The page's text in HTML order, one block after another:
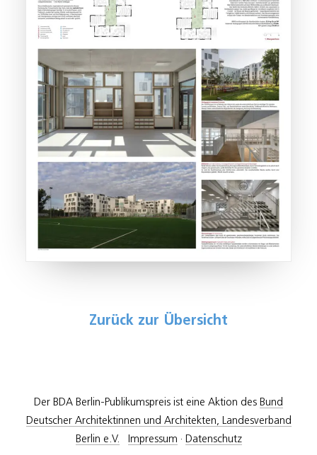
Zurück zur Übersicht
Der BDA Berlin-Publikumspreis ist eine Aktion des Bund
Deutscher Architektinnen und Architekten, Landesverband
Berlin e.V.
Impressum · Datenschutz